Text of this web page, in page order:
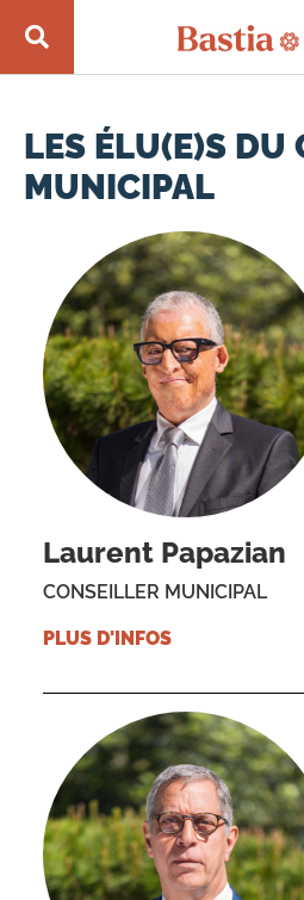
LES ÉLU(E)S DU
MUNICIPAL
Laurent Papazian
CONSEILLER MUNICIPAL
PLUS D'INFOS